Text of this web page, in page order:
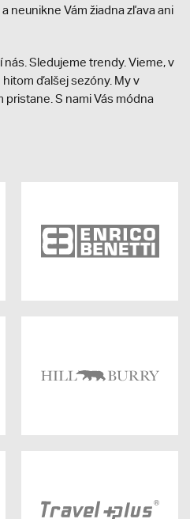
neunikne Vám žiadna zľava ani
Sledujeme trendy. Vieme, v
ďalšej sezóny. My v
pristane. S nami Vás módna